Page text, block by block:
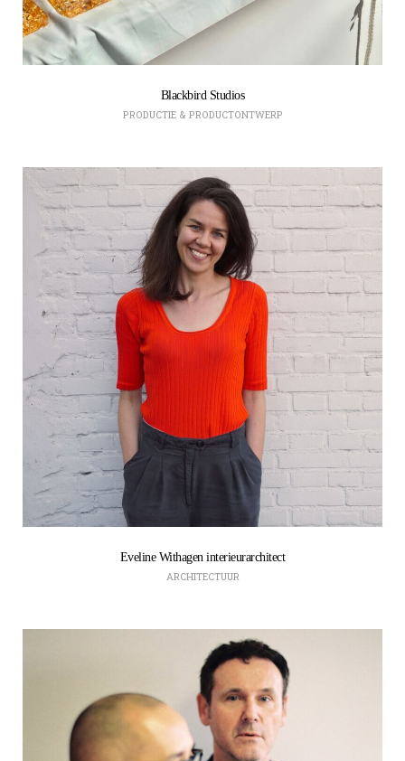
Blackbird Studios
PRODUCTIE & PRODUCTONTWERP
Eveline Withagen interieurarchitect
ARCHITECTUUR